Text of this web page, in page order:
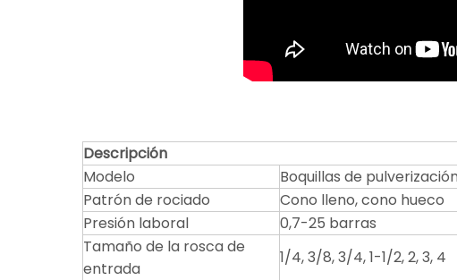
Descripción
Modelo
Boquillas de
Patrón de rociado
Cono lleno, cono hueco
Presión laboral
0,7-25 barras
Tamaño de la rosca de
entrada
1/4, 3/8, 3/4, 1-1/2, 2, 3, 4